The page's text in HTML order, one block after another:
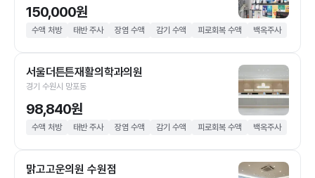
150,000원
수액 처방 태반 주사 장염 수액 감기 수액 피로회복 수액 백옥주사
서울더튼튼재활의학과의원
경기 수원시 망포동
98,840원
수액 처방 태반 주사 장염 수액 감기 수액 피로회복 수액 백옥주사
맑고고운의원 수원점